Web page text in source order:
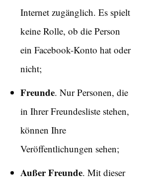
Internet zugänglich. Es spielt
keine Rolle, ob die Person
ein Facebook-Konto hat oder
nicht;
Freunde. Nur Personen, die
in Ihrer Freundesliste stehen,
können Ihre
Veröffentlichungen sehen;
Außer Freunde. Mit dieser